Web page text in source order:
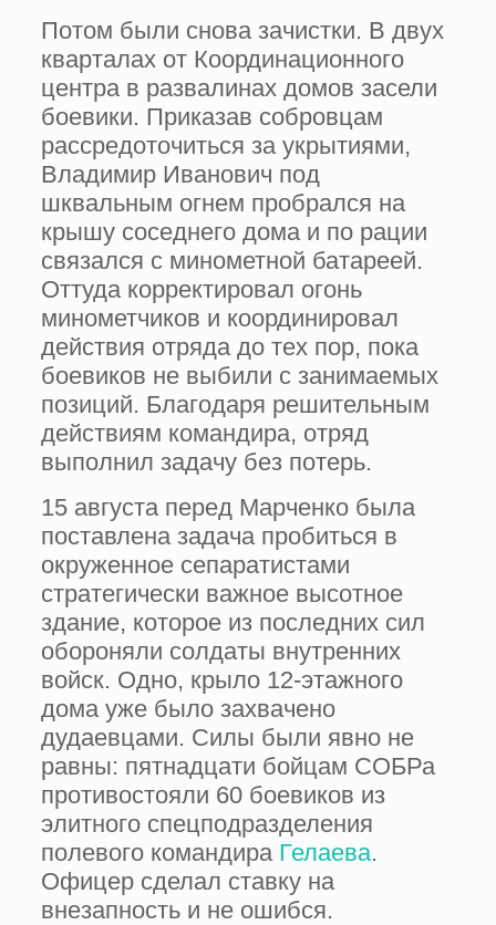
Потом были снова зачистки. В двух
кварталах от Координационного
центра в развалинах домов засели
боевики. Приказав собровцам
рассредоточиться за укрытиями,
Владимир Иванович под
шквальным огнем пробрался на
крышу соседнего дома и по рации
связался с минометной батареей.
Оттуда корректировал огонь
минометчиков и координировал
действия отряда до тех пор, пока
боевиков не выбили с занимаемых
позиций. Благодаря решительным
действиям командира, отряд
выполнил задачу без потерь.
15 августа перед Марченко была
поставлена задача пробиться в
окруженное сепаратистами
стратегически важное высотное
здание, которое из последних сил
обороняли солдаты внутренних
войск. Одно, крыло 12-этажного
дома уже было захвачено
дудаевцами. Силы были явно не
равны: пятнадцати бойцам СОБРа
противостояли 60 боевиков из
элитного спецподразделения
полевого командира Гелаева.
Офицер сделал ставку на
внезапность и не ошибся.